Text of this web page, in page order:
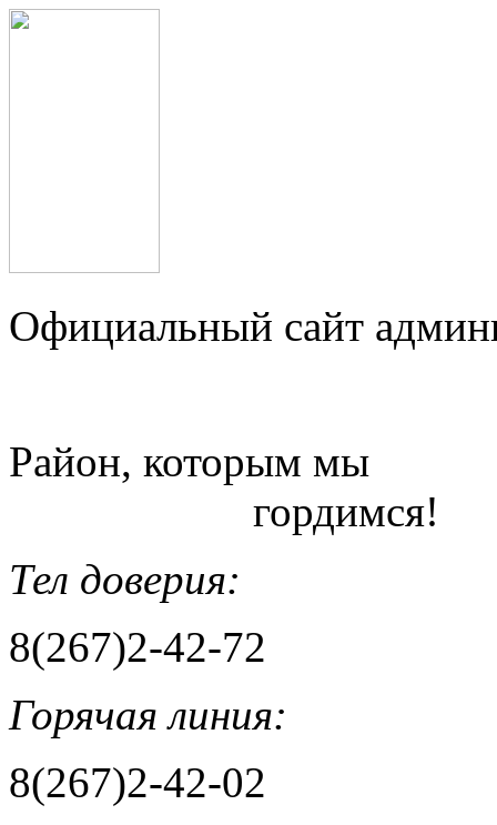
Официальный сайт
Район, которым мы
гордимся!
Тел доверия:
8(267)2-42-72
Горячая линия:
8(267)2-42-02